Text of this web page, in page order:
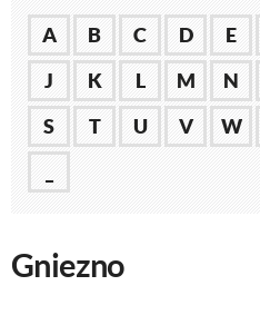
A B C D E
J
K L M N
S
T U V W
Gniezno